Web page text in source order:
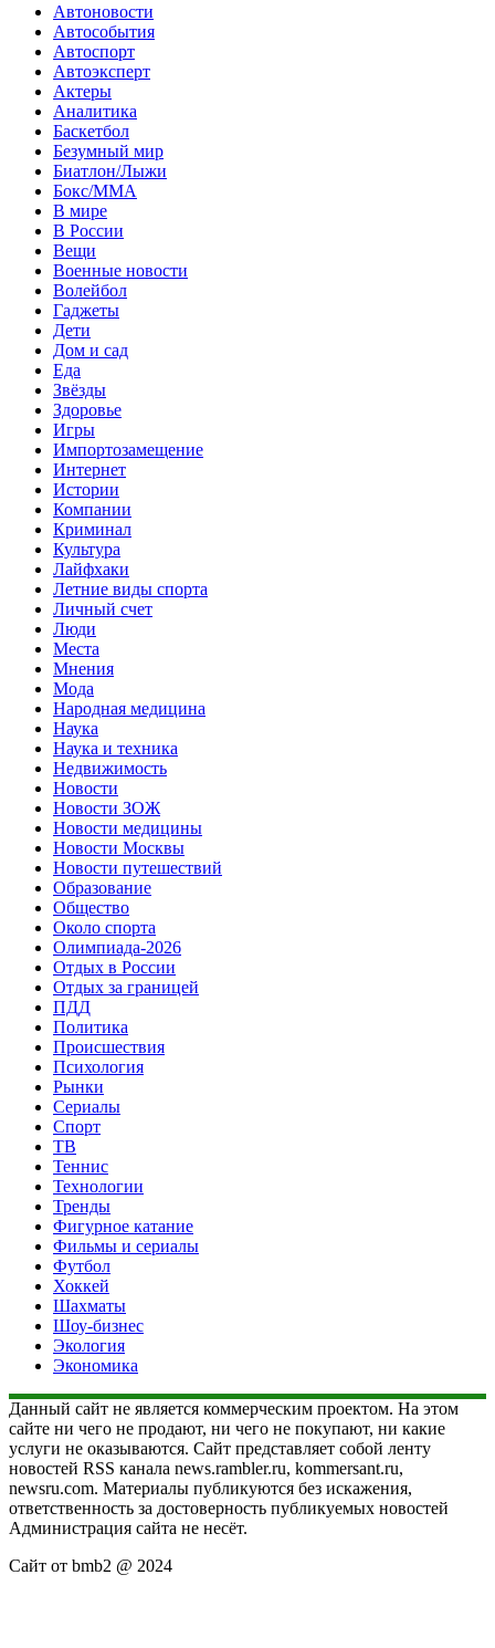
Автоновости
Автособытия
Автоспорт
Автоэксперт
Актеры
Аналитика
Баскетбол
Безумный мир
Биатлон/Лыжи
Бокс/MMA
В мире
В России
Вещи
Военные новости
Волейбол
Гаджеты
Дети
Дом и сад
Еда
Звёзды
Здоровье
Игры
Импортозамещение
Интернет
Истории
Компании
Криминал
Культура
Лайфхаки
Летние виды спорта
Личный счет
Люди
Места
Мнения
Мода
Народная медицина
Наука
Наука и техника
Недвижимость
Новости
Новости ЗОЖ
Новости медицины
Новости Москвы
Новости путешествий
Образование
Общество
Около спорта
Олимпиада-2026
Отдых в России
Отдых за границей
ПДД
Политика
Происшествия
Психология
Рынки
Сериалы
Спорт
ТВ
Теннис
Технологии
Тренды
Фигурное катание
Фильмы и сериалы
Футбол
Хоккей
Шахматы
Шоу-бизнес
Экология
Экономика
Данный сайт не является коммерческим проектом. На этом
сайте ни чего не продают, ни чего не покупают, ни какие
услуги не оказываются. Сайт представляет собой ленту
новостей RSS канала news.rambler.ru, kommersant.ru,
newsru.com. Материалы публикуются без искажения,
ответственность за достоверность публикуемых новостей
Администрация сайта не несёт.
Сайт от bmb2 @ 2024